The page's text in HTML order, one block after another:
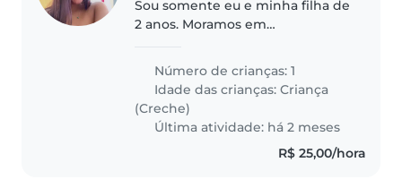
Sou somente eu e minha filha de
2 anos. Moramos em
Minha filha é tranquila, não usa
mais fraudas, só gosta do
mamazinho mas é só para
dormir, em geral, bem..
Número de crianças: 1
Idade das crianças:Criança
(Creche)
Última atividade: há 2 meses
R$ 25,00/hora